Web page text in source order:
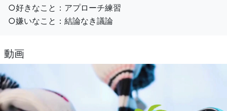
○好きなこと：アプローチ練習
○嫌いなこと：結論なき議論
動画